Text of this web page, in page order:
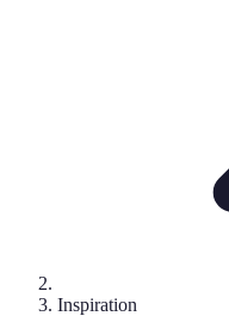
Inspiration